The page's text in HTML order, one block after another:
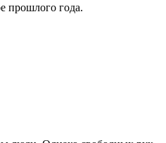
прошлого года.